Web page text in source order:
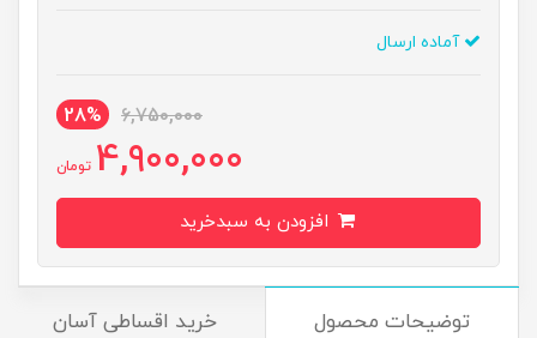
آماده ارسال
6,750,000
28%
4,900,000 تومان
توضیحات محصول خرید اقساطی آسان